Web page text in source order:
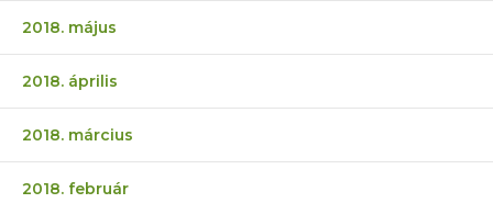
2018. május
2018. április
2018. március
2018. február